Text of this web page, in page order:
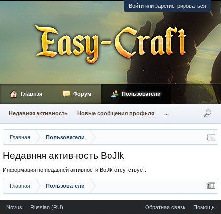
Войти или зарегистрироваться
Главная Пользователи
Недавняя активность BoJlk
Информация по недавней активности BoJlk отсутствует.
Главная Пользователи
Главная Форум Пользователи
Недавняя активность Новые сообщения профиля ...
Novus Russian (RU) Обратная связь Помощь